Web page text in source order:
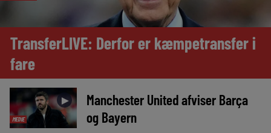
TransferLIVE: Derfor er kæmpetransfer i
fare
MEDIE
►
Manchester United afviser Barça
og Bayern